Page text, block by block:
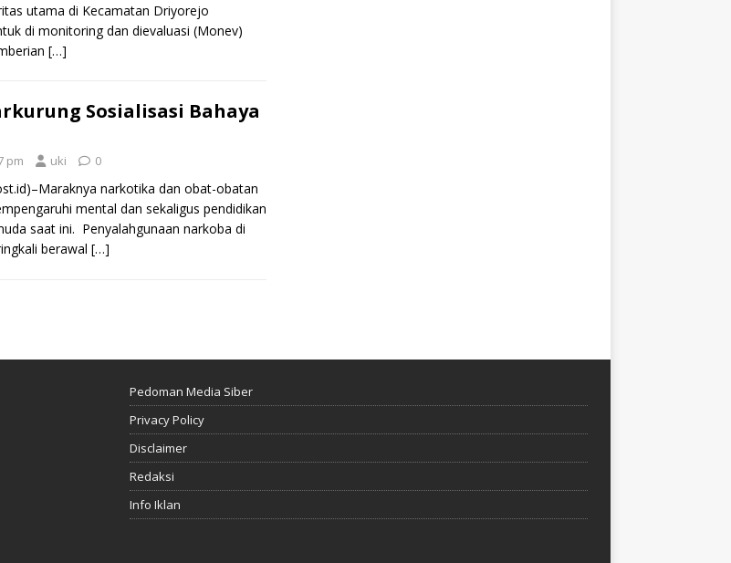
utama di Kecamatan Driyorejo
di monitoring dan dievaluasi (Monev)
[…]
Sosialisasi Bahaya
pm uki 0
narkotika dan obat-obatan
mental dan sekaligus pendidikan
saat ini. Penyalahgunaan narkoba di
berawal […]
Pedoman Media Siber
Privacy Policy
Disclaimer
Redaksi
Info Iklan